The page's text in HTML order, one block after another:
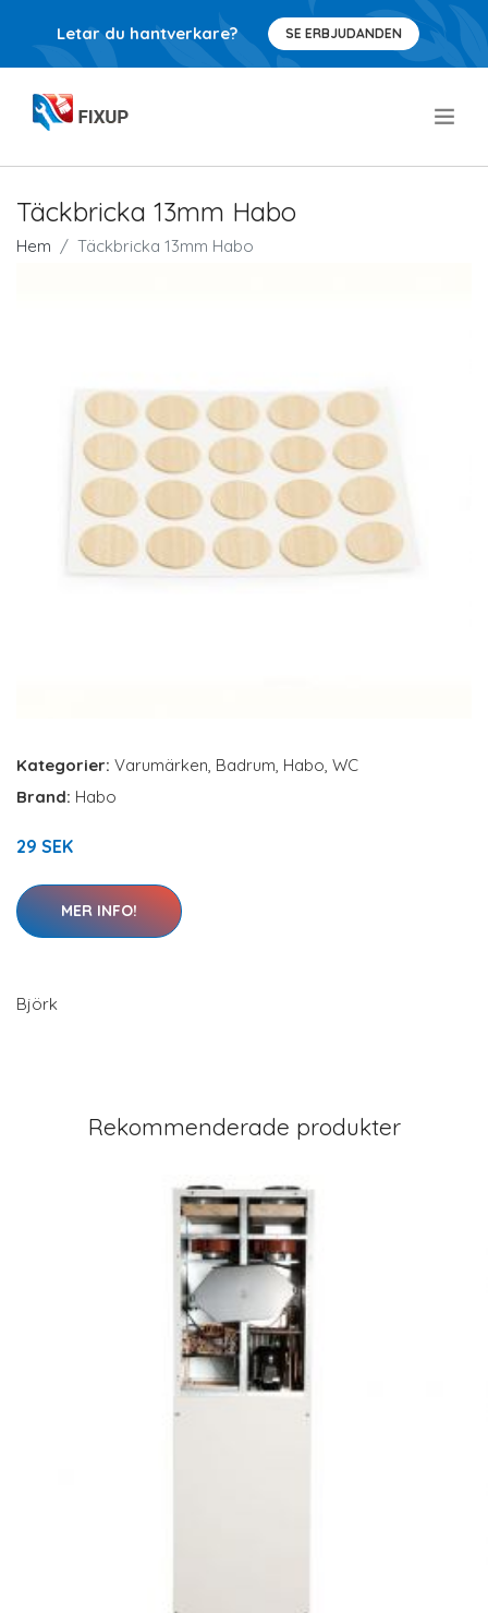
Letar du hantverkare? SE ERBJUDANDEN
Täckbricka 13mm Habo
Hem Täckbricka 13mm Habo
Kategorier: Varumärken, Badrum, Habo, WC
Brand: Habo
29 SEK
MER INFO!
Björk
Rekommenderade produkter